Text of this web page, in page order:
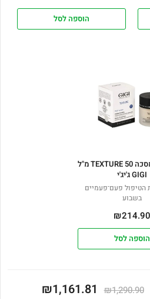
הוספה לסל
פרוביוטיק מסכה TEXTURE 50 מ"ל
GIGI ג'יג'י
פעם־פעמיים
בשבוע
₪214.90
הוספה לסל
₪1,290.90
₪1,161.81